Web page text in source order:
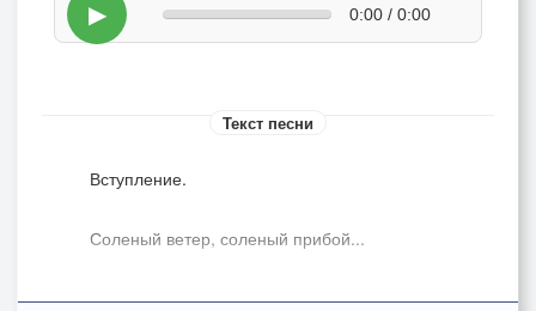
▶ 0:00 / 0:00
Текст песни
Вступление.
Соленый ветер, соленый прибой...
Сияет город в дали голубой